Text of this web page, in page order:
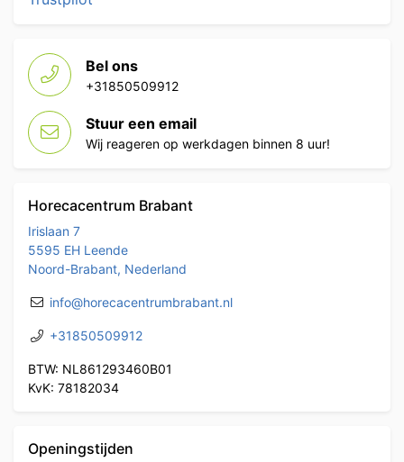
Bel ons
+31850509912
Stuur een email
Wij reageren op werkdagen binnen 8 uur!
Horecacentrum Brabant
Irislaan 7
5595 EH Leende
Noord-Brabant, Nederland
info@horecacentrumbrabant.nl
+31850509912
BTW: NL861293460B01
KvK: 78182034
Openingstijden